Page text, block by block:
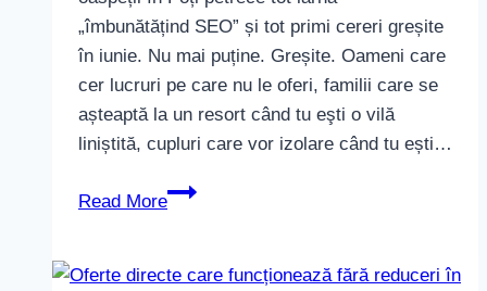
„îmbunătățind SEO” și tot primi cereri greșite
în iunie. Nu mai puține. Greșite. Oameni care
cer lucruri pe care nu le oferi, familii care se
așteaptă la un resort când tu eşti o vilă
liniștită, cupluri care vor izolare când tu ești…
Read More
Sithonia
de